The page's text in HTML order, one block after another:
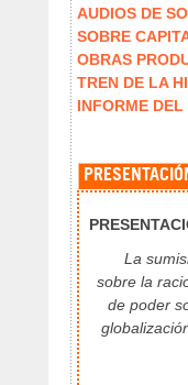
AUDIOS DE
SOBRE
OBRAS
TREN DE LA
INFORME
La
sobre la
de poder